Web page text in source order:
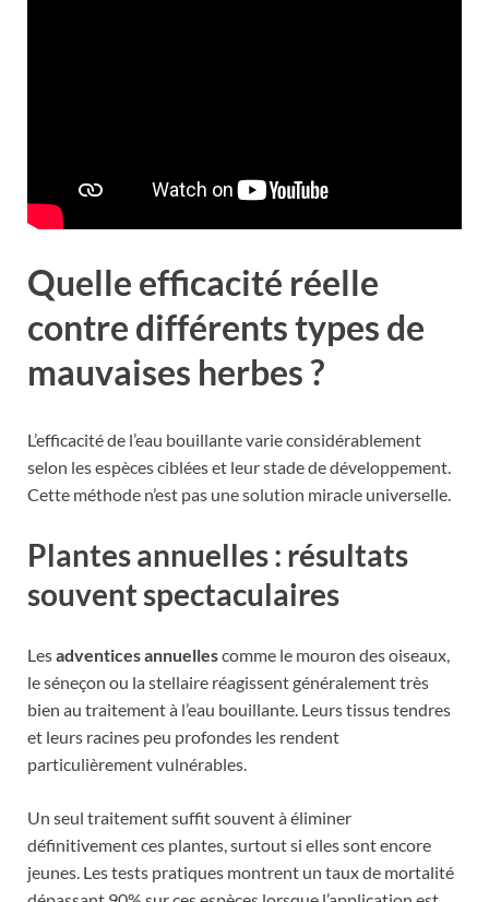
Quelle efficacité réelle
contre différents types de
mauvaises herbes ?
L’efficacité de l’eau bouillante varie considérablement
selon les espèces ciblées et leur stade de développement.
Cette méthode n’est pas une solution miracle universelle.
Plantes annuelles : résultats
souvent spectaculaires
Lesadventices annuellescomme le mouron des oiseaux,
le séneçon ou la stellaire réagissent généralement très
bien au traitement à l’eau bouillante. Leurs tissus tendres
et leurs racines peu profondes les rendent
particulièrement vulnérables.
Un seul traitement suffit souvent à éliminer
définitivement ces plantes, surtout si elles sont encore
jeunes. Les tests pratiques montrent un taux de mortalité